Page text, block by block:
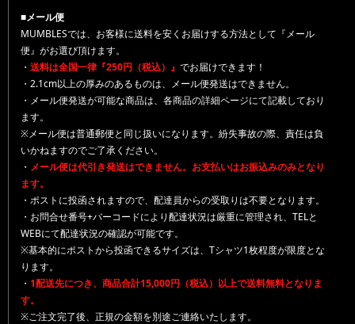
■メール便
MUMBLESでは、お客様に送料を安くお届けする方法として『メール
便』がお選び頂けます。
・ 送料は全国一律『250円（税込）』 でお届けできます！
・2.1cm以上の厚みのあるものは、メール便発送はできません。
・メール便発送が可能な商品は、各商品の詳細ページにて記載しており
ます。
※メール便は普通郵便と同じ扱いになります。紛失事故の際、責任は負
いかねますのでご了承ください。
・ メール便は代引き発送はできません。お支払いはお振込みのみとなり
ます。
・ポストに投函されますので、配達員からの受取りは不要となります。
・お問合せ番号+バーコードにより配達状況は厳重に管理され、TELと
WEBにて配達状況の確認が可能です。
※基本的にポストから投函できるサイズは、Tシャツ1枚程度が限度とな
ります。
・ 1配送先につき、商品合計15,000円（税込）以上で送料無料となりま
す。
※ご注文完了後、正規の金額を別途ご連絡いたします。